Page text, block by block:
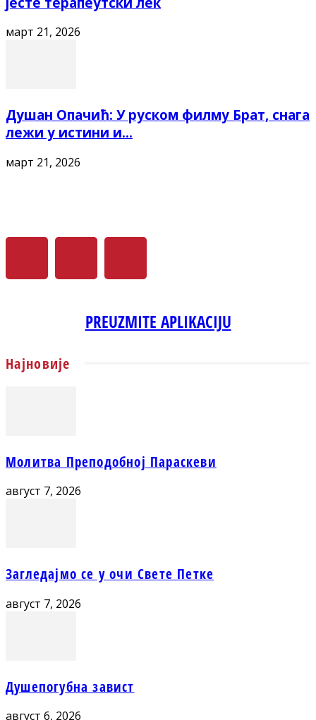
март 21, 2026
Душан Опачић: У руском филму Брат, снага
лежи у истини и...
март 21, 2026
PREUZMITE APLIKACIJU
Најновије
Молитва Преподобној Параскеви
август 7, 2026
Загледајмо се у очи Свете Петке
август 7, 2026
Душепогубна завист
август 6, 2026